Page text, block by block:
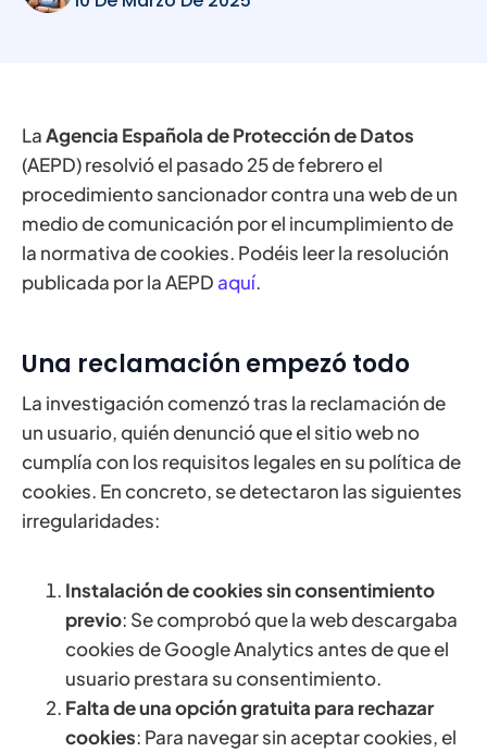
LaAgencia Española de Protección de Datos
(AEPD) resolvió el pasado 25 de febrero el
procedimiento sancionador contra una web de un
medio de comunicación por el incumplimiento de
la normativa de cookies. Podéis leer la resolución
publicada por la AEPDaquí.
Una reclamación empezó todo
La investigación comenzó tras la reclamación de
un usuario, quién denunció que el sitio web no
cumplía con los requisitos legales en su política de
cookies. En concreto, se detectaron las siguientes
irregularidades:
Instalación de cookies sin consentimiento
previo: Se comprobó que la web descargaba
cookies de Google Analytics antes de que el
usuario prestara su consentimiento.
Falta de una opción gratuita para rechazar
cookies: Para navegar sin aceptar cookies, el